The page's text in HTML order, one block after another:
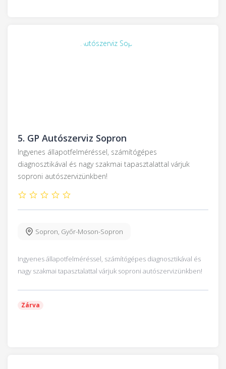
5. GP Autószerviz Sopron
Ingyenes állapotfelméréssel, számítógépes
diagnosztikával és nagy szakmai tapasztalattal várjuk
soproni autószervizünkben!
Sopron, Győr-Moson-Sopron
Ingyenes állapotfelméréssel, számítógépes diagnosztikával és
nagy szakmai tapasztalattal várjuk soproni autószervizünkben!
Zárva